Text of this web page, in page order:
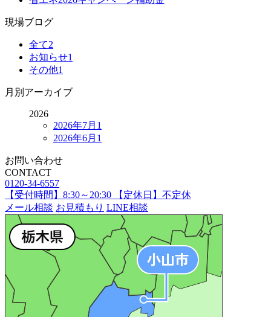
現場ブログ
全て2
お知らせ1
その他1
月別アーカイブ
2026
2026年7月 1
2026年6月 1
お問い合わせ
CONTACT
0120-34-6557
【受付時間】8:30～20:30 【定休日】不定休
メール相談 お見積もり LINE相談